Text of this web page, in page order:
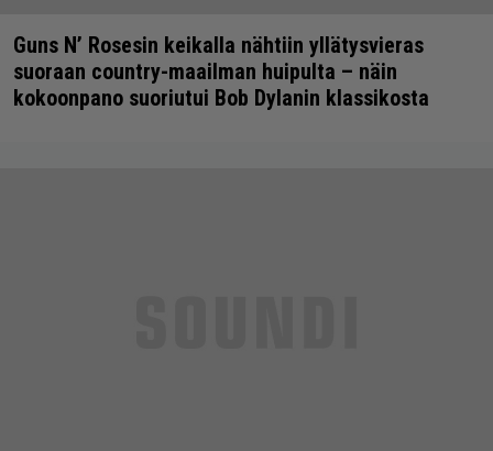
Guns N’ Rosesin keikalla nähtiin yllätysvieras
suoraan country-maailman huipulta – näin
kokoonpano suoriutui Bob Dylanin klassikosta